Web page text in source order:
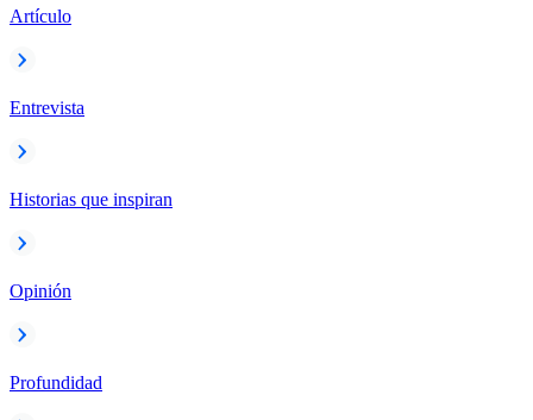
Artículo
Entrevista
Historias que inspiran
Opinión
Profundidad